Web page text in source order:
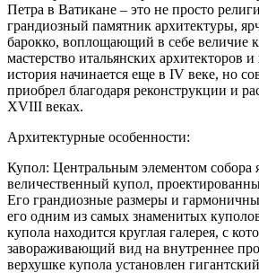
Петра в Ватикане – это не просто
грандиозный памятник архитектуры,
барокко, воплощающий в себе величие
мастерство итальянских архитекторов
история начинается еще в IV веке, но
приобрел благодаря реконструкции и
XVIII веках.
Архитектурные особенности:
Купол: Центральным элементом собора
величественный купол,
Его грандиозные размеры и
его одним из самых знаменитых
купола находится круглая галерея, с
завораживающий вид на внутреннее
верхушке купола установлен